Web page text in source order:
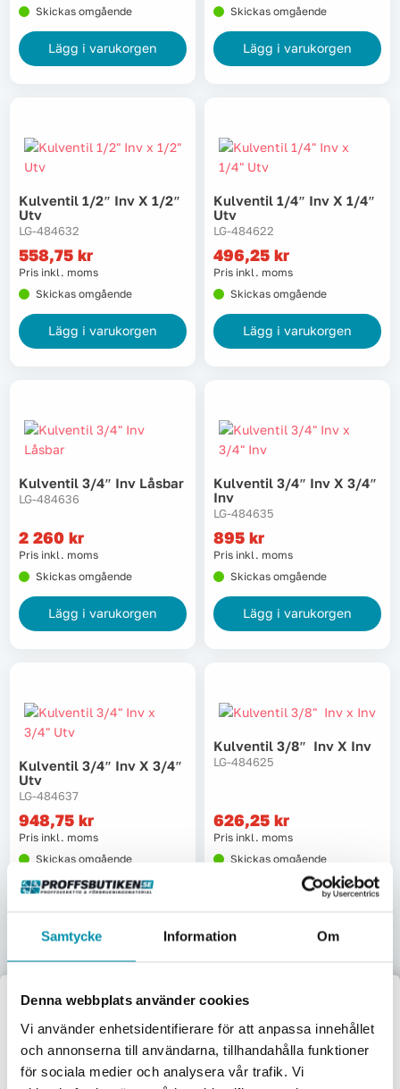
Samtycke Information Om
Denna webbplats använder cookies
Vi använder enhetsidentifierare för att anpassa innehållet
och annonserna till användarna, tillhandahålla funktioner
för sociala medier och analysera vår trafik. Vi
Skickas omgående
Lägg i varukorgen
Skickas omgående
Lägg i varukorgen
Kulventil 1/2″ Inv X 1/2″
Utv
LG-484632
558,75 kr
Pris inkl. moms
Skickas omgående
Lägg i varukorgen
Kulventil 1/4″ Inv X 1/4″
Utv
LG-484622
496,25 kr
Pris inkl. moms
Skickas omgående
Lägg i varukorgen
Kulventil 3/4″ Inv Låsbar
LG-484636
2 260 kr
Pris inkl. moms
Skickas omgående
Lägg i varukorgen
Kulventil 3/4″ Inv X 3/4″
Inv
LG-484635
895 kr
Pris inkl. moms
Skickas omgående
Lägg i varukorgen
Kulventil 3/4″ Inv X 3/4″
Utv
LG-484637
948,75 kr
Pris inkl. moms
Skickas omgående
Lägg i varukorgen
Kulventil 3/8″ Inv X Inv
LG-484625
626,25 kr
Pris inkl. moms
Skickas omgående
Lägg i varukorgen
Kulventil 3/8″ Inv X 3/8″
LG-484627
Manuell Omkastare 3 X
Pol Inv
LG-484220
Välkommen till
Proffsbutiken